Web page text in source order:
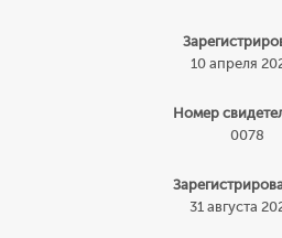
10 апреля
Номер
0078
31 августа